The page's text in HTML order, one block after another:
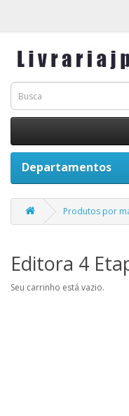
Departamentos
Produtos por
Editora 4
Seu carrinho está vazio.